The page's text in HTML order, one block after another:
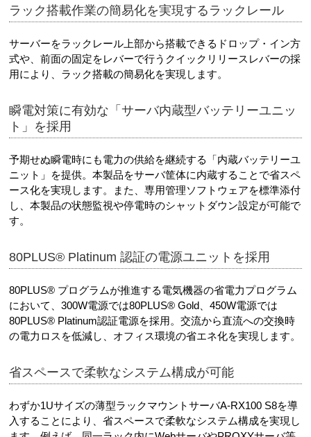
ラック搭載作業の簡易化を実現するラックレール
サーバーをラックレール上部から搭載できるドロップ・イン方
式や、前面の固定をレバーで行うクイックリリースレバーの採
用により、ラック搭載の簡易化を実現します。
瞬電対策に有効な「サーバ内蔵型バッテリーユニッ
ト」を採用
予期せぬ瞬電時にも電力の供給を継続する「内蔵バッテリーユ
ニット」を提供。本製品をサーバ筐体に内蔵することで省スペ
ース化を実現します。また、専用管理ソフトウェアを標準添付
し、本製品の状態監視や停電時のシャットダウン設定が可能で
す。
80PLUS® Platinum 認証の電源ユニットを採用
80PLUS® プログラムが推進する電気機器の省電力プログラム
において、300W電源では80PLUS® Gold、450W電源では
80PLUS® Platinum認証電源を採用。交流から直流への交換時
の電力ロスを低減し、オフィス環境の省エネ化を実現します。
省スペースで柔軟なシステム構成が可能
わずか1Uサイズの薄型ラックマウントサーバA-RX100 S8を導
入することにより、省スペースで柔軟なシステム構成を実現し